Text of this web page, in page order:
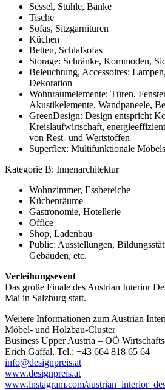
Sessel, Stühle, Bänke
Tische
Sofas, Sitzgarnituren
Küchen
Betten, Schlafsofas
Storage: Schränke, Kommoden,
Beleuchtung, Accessoires:
Dekoration
Wohnraumelemente: Türen,
Akustikelemente, Wandpaneele,
GreenDesign: Design entspricht
Kreislaufwirtschaft,
von Rest- und Wertstoffen
Superflex: Multifunktionale
Kategorie B: Innenarchitektur
Wohnzimmer, Essbereiche
Küchenräume
Gastronomie, Hotellerie
Office
Shop, Ladenbau
Public: Ausstellungen,
Gebäuden, etc.
Verleihungsevent
Das große Finale des Austrian Interior
Mai in Salzburg statt.
Weitere Informationen zum Austrian
Möbel- und Holzbau-Cluster
Business Upper Austria – OÖ
Erich Gaffal, Tel.: +43 664 818 65 64
info@designpreis.at
www.designpreis.at
www.instagram.com/